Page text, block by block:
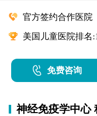
官方签约合作医院
美国儿童医院排名
免费咨询
神经免疫学中心